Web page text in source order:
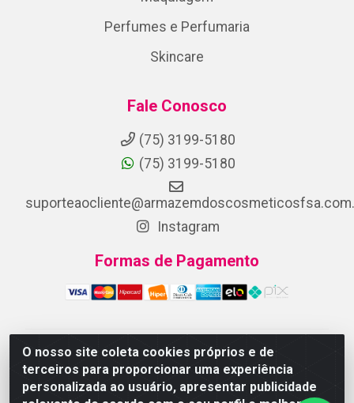
O nosso site coleta cookies próprios e de
terceiros para proporcionar uma experiência
personalizada ao usuário, apresentar publicidade
Perfumes e Perfumaria
Skincare
Fale Conosco
(75) 3199-5180
(75) 3199-5180
Instagram
Formas de Pagamento
ARMAZEM DOS COSMETICOS DISTRIBUIDORA LTDA -
Av.Transnordestina, 2222 - Parque Ipê, Feira de
Santana/BA - CEP 44.054-008 - CNPJ 07.246.802/0001-